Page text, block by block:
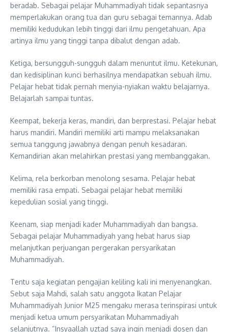
beradab. Sebagai pelajar Muhammadiyah tidak sepantasnya
memperlakukan orang tua dan guru sebagai temannya. Adab
memiliki kedudukan lebih tinggi dari ilmu pengetahuan. Apa
artinya ilmu yang tinggi tanpa dibalut dengan adab.
Ketiga, bersungguh-sungguh dalam menuntut ilmu. Ketekunan,
dan kedisiplinan kunci berhasilnya mendapatkan sebuah ilmu.
Pelajar hebat tidak pernah menyia-nyiakan waktu belajarnya.
Belajarlah sampai tuntas.
Keempat, bekerja keras, mandiri, dan berprestasi. Pelajar hebat
harus mandiri. Mandiri memiliki arti mampu melaksanakan
semua tanggung jawabnya dengan penuh kesadaran.
Kemandirian akan melahirkan prestasi yang membanggakan.
Kelima, rela berkorban menolong sesama. Pelajar hebat
memiliki rasa empati. Sebagai pelajar hebat memiliki
kepedulian sosial yang tinggi.
Keenam, siap menjadi kader Muhammadiyah dan bangsa.
Sebagai pelajar Muhammadiyah yang hebat harus siap
melanjutkan perjuangan pergerakan persyarikatan
Muhammadiyah.
Tentu saja kegiatan pengajian keliling kali ini menyenangkan.
Sebut saja Mahdi, salah satu anggota Ikatan Pelajar
Muhammadiyah Junior M25 mengaku merasa terinspirasi untuk
menjadi ketua umum persyarikatan Muhammadiyah
selanjutnya. “Insyaallah uztad saya ingin menjadi dosen dan